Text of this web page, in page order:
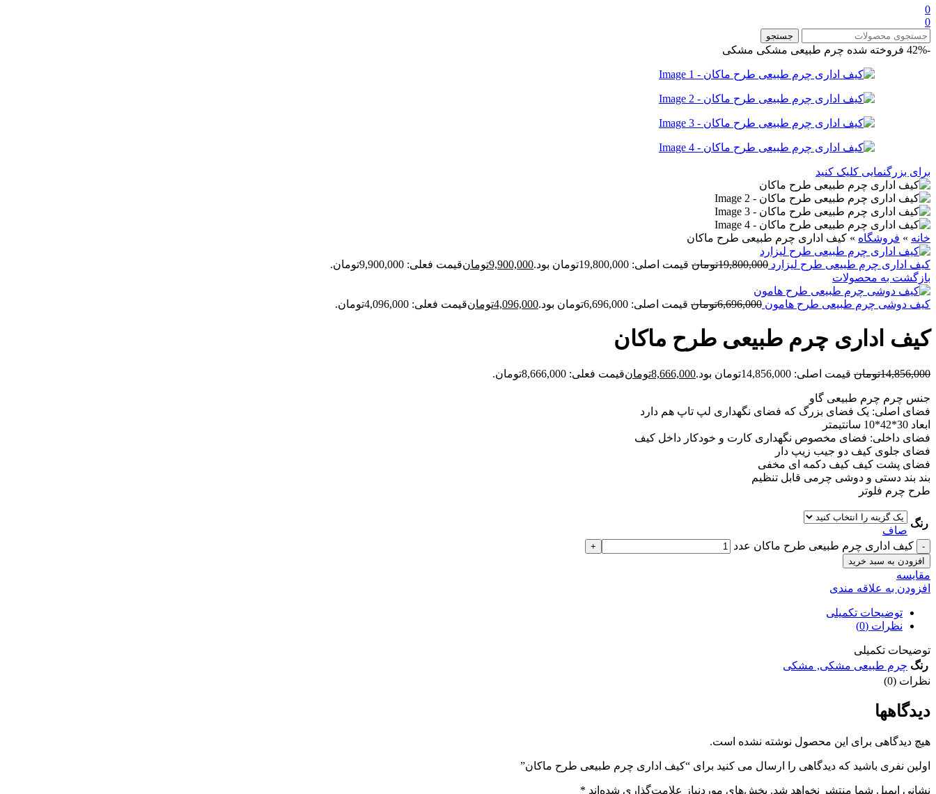
0
0
جستجو
-42% فروخته شده چرم طبیعی مشکی مشکی
برای بزرگنمایی کلیک کنید
خانه » فروشگاه » کیف اداری چرم طبیعی طرح ماکان
کیف اداری چرم طبیعی طرح لیزارد 19,800,000تومان قیمت اصلی: 19,800,000تومان بود. 9,900,000تومانقیمت فعلی: 9,900,000تومان.
بازگشت به محصولات
کیف دوشی چرم طبیعی طرح هامون 6,696,000تومان قیمت اصلی: 6,696,000تومان بود. 4,096,000تومانقیمت فعلی: 4,096,000تومان.
کیف اداری چرم طبیعی طرح ماکان
14,856,000تومان قیمت اصلی: 14,856,000تومان بود. 8,666,000تومانقیمت فعلی: 8,666,000تومان.
جنس چرم چرم طبیعی گاو
فضای اصلی: یک فضای بزرگ که فضای نگهداری لپ تاپ هم دارد
ابعاد 30*42*10 سانتیمتر
فضای داخلی: فضای مخصوص نگهداری کارت و خودکار داخل کیف
فضای جلوی کیف دو جیب زیپ دار
فضای پشت کیف کیف دکمه ای مخفی
بند بند دستی و دوشی چرمی قابل تنظیم
طرح چرم فلوتر
رنگ
صاف
کیف اداری چرم طبیعی طرح ماکان عدد
افزودن به سبد خرید
مقايسه
افزودن به علاقه مندی
توضیحات تکمیلی
نظرات (0)
توضیحات تکمیلی
رنگ چرم طبیعی مشکی, مشکی
نظرات (0)
دیدگاهها
هیچ دیدگاهی برای این محصول نوشته نشده است.
اولین نفری باشید که دیدگاهی را ارسال می کنید برای “کیف اداری چرم طبیعی طرح ماکان”
نشانی ایمیل شما منتشر نخواهد شد. بخش‌های موردنیاز علامت‌گذاری شده‌اند *